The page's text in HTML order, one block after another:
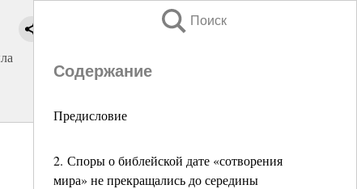
Поиск
Содержание
Предисловие
2. Споры о библейской дате «сотворения
мира» не прекращались до середины